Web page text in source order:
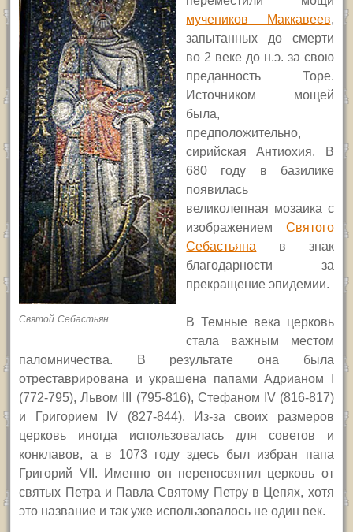
Святой Себастьян
мучеников Маккавеев,
запытанных до смерти
во 2 веке до н.э. за свою
преданность Торе.
Источником мощей
была,
предположительно,
сирийская Антиохия.
В
680 году в базилике
появилась
великолепная мозаика с
изображением Святого
Себастьяна в знак
благодарности за
прекращение эпидемии.
В Темные века церковь
стала важным местом
паломничества. В результате она была
отреставрирована и украшена папами Адрианом
(772-795), Львом
(795-816), Стефаном IV (816-817)
и Григорием
IV (827-844).
Из-за своих размеров
церковь иногда использовалась для советов и
конклавов, а в 1073 году здесь был избран папа
Григорий VII.
Именно он перепосвятил церковь от
святых Петра и Павла Святому Петру в Цепях, хотя
это название и так уже использовалось не один век.